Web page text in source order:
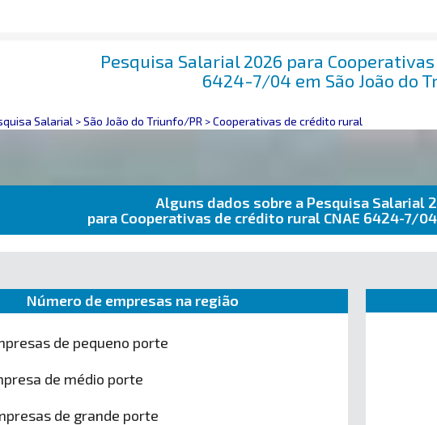
Pesquisa Salarial 2026 para
6424-7/04 em São João do
Salarial >São João do Triunfo/PR >Cooperativas de crédito rural
Alguns dados sobre a Pesquisa Salarial
para Cooperativas de crédito rural CNAE 6424-7/
Número de empresas na região
de pequeno porte
de médio porte
de grande porte